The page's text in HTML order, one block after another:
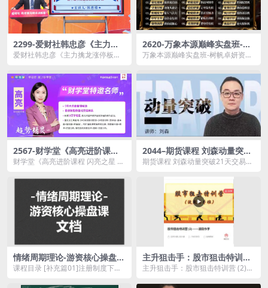
2299-爱财社韩忠彦《主力擒
龙涨停板》
爱财社韩忠彦《主力擒龙涨停板》
2620-万象本源巅峰实盘班-树
帆卓妍
万象本源巅峰实盘班-树帆卓妍资源
2567-财学堂《高亮进阶课程
闪亮之星 趋势题材交易法热点
财学堂《高亮进阶课程 闪亮之星 趋
+指标》资源...
2044–期货课程 刘森动量突破
21天交易员养成八期
期货课程 刘森动量突破21天交易员
情绪周期理论-游资核心操盘课
文档
课程目录 [补充篇01]注册制度下的
篇0...
主升狙击手：股市狙击特训营
(2) ——波段作手
主升狙击手：股市狙击特训营 (2)